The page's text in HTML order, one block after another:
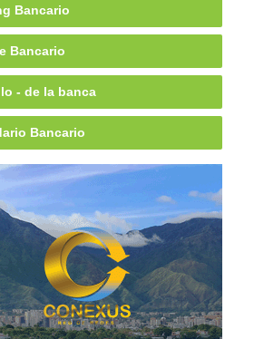
Bancario
Bancario
- de la banca
Bancario